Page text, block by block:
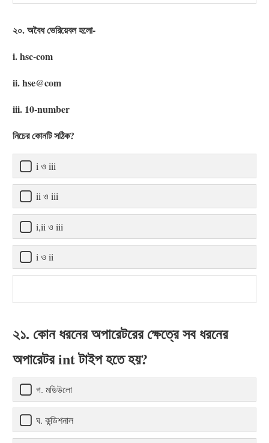
২০. অবৈধ ভেরিয়েবল হলো-
i. hsc-com
ii. hse@com
iii. 10-number
নিচের কোনটি সঠিক?
i ও iii
ii ও iii
i,ii ও iii
i ও ii
২১. কোন ধরনের অপারেটরের ক্ষেত্রে সব ধরনের
অপারেটর int টাইপ হতে হয়?
গ. মডিউলো
ঘ. কন্ডিশনাল